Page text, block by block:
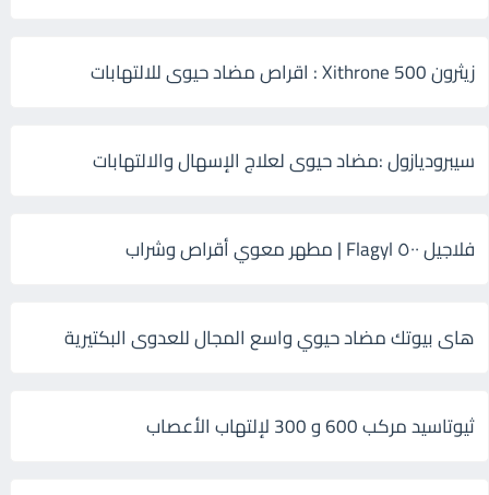
زيثرون 500 Xithrone : اقراص مضاد حيوى للالتهابات
سيبروديازول :مضاد حيوى لعلاج الإسهال والالتهابات
فلاجيل ٥٠٠ Flagyl | مطهر معوي أقراص وشراب
هاى بيوتك مضاد حيوي واسع المجال للعدوى البكتيرية
ثيوتاسيد مركب 600 و 300 لإلتهاب الأعصاب